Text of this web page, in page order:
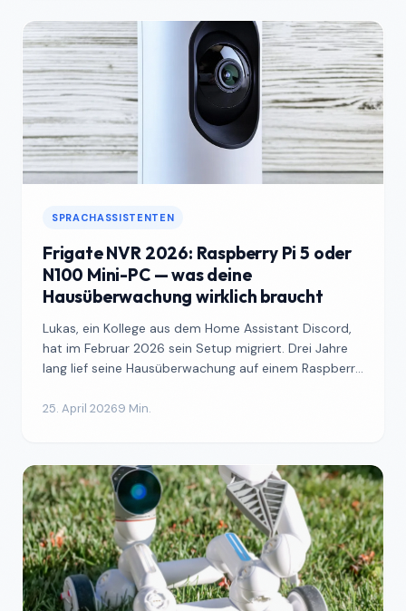
SPRACHASSISTENTEN
Frigate NVR 2026: Raspberry Pi 5 oder
N100 Mini-PC — was deine
Hausüberwachung wirklich braucht
Lukas, ein Kollege aus dem Home Assistant Discord,
hat im Februar 2026 sein Setup migriert. Drei Jahre
lang lief seine Hausüberwachung auf einem Raspberry
25. April 20269 Min.